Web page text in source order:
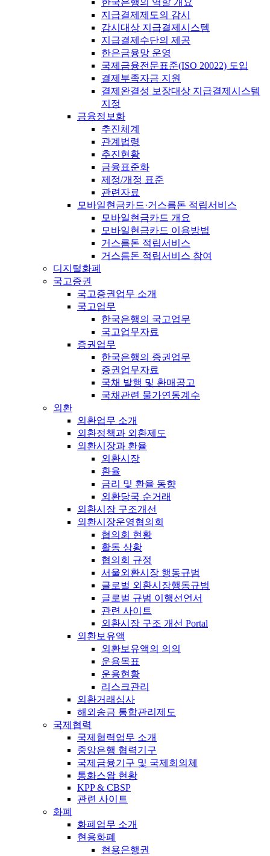
한국은행의 역할 개요
지급결제제도의 감시
감시대상 지급결제시스템
지급결제수단의 제공
한은금융망 운영
국제금융전문표준(ISO 20022) 도입
결제부족자금 지원
결제완결성 보장대상 지급결제시스템
지정
금융정보화
추진체계
관계법령
추진현황
금융표준화
제정/개정 표준
관련자료
모바일현금카드·거스름돈 적립서비스
모바일현금카드 개요
모바일현금카드 이용방법
거스름돈 적립서비스
거스름돈 적립서비스 참여
디지털화폐
국고증권
국고증권업무 소개
국고업무
한국은행의 국고업무
국고업무자료
증권업무
한국은행의 증권업무
증권업무자료
국채 발행 및 환매공고
국채관련 물가연동계수
외환
외환업무 소개
외환정책과 외환제도
외환시장과 환율
외환시장
환율
금리 및 환율 동향
외환당국 순거래
외환시장 구조개선
외환시장운영협의회
협의회 현황
활동 상황
협의회 규정
서울외환시장 행동규범
글로벌 외환시장행동규범
글로벌 규범 이행선언서
관련 사이트
외환시장 구조 개선 Portal
외환보유액
외환보유액의 의의
운용목표
운용현황
리스크관리
외환거래심사
해외송금 통합관리제도
국제협력
국제협력업무 소개
중앙은행 협력기구
국제금융기구 및 국제회의체
통화스왑 현황
KPP & CBSP
관련 사이트
화폐
화폐업무 소개
현용화폐
현용은행권